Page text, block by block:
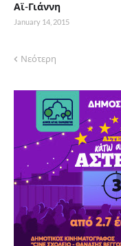
Αϊ-Γιάννη
January 14, 2015
Νεότερη